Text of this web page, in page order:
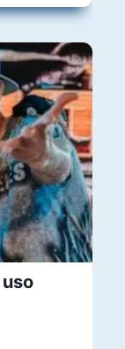
uso